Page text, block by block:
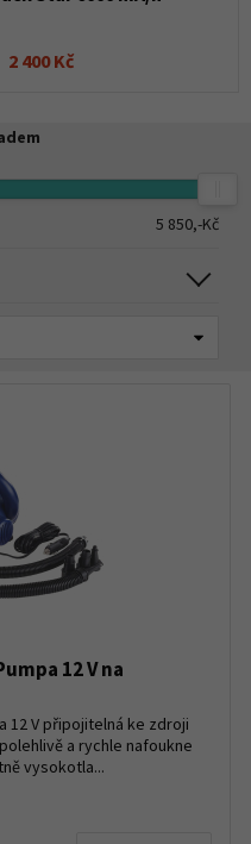
2 400 Kč
5 850,-Kč
12 V na
12 V připojitelná ke zdroji
a rychle nafoukne
vysokotla...